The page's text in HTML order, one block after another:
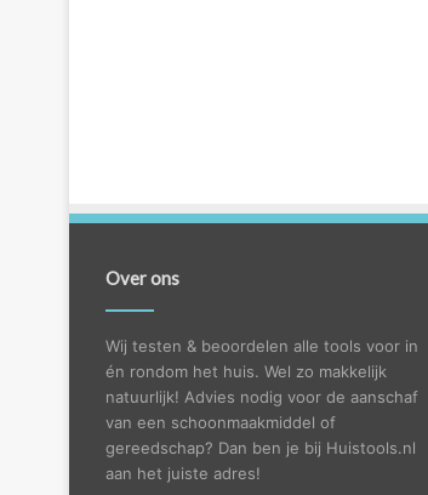
Over ons
Wij testen & beoordelen alle tools voor in
én rondom het huis. Wel zo makkelijk
natuurlijk! Advies nodig voor de aanschaf
van een schoonmaakmiddel of
gereedschap? Dan ben je bij Huistools.nl
aan het juiste adres!